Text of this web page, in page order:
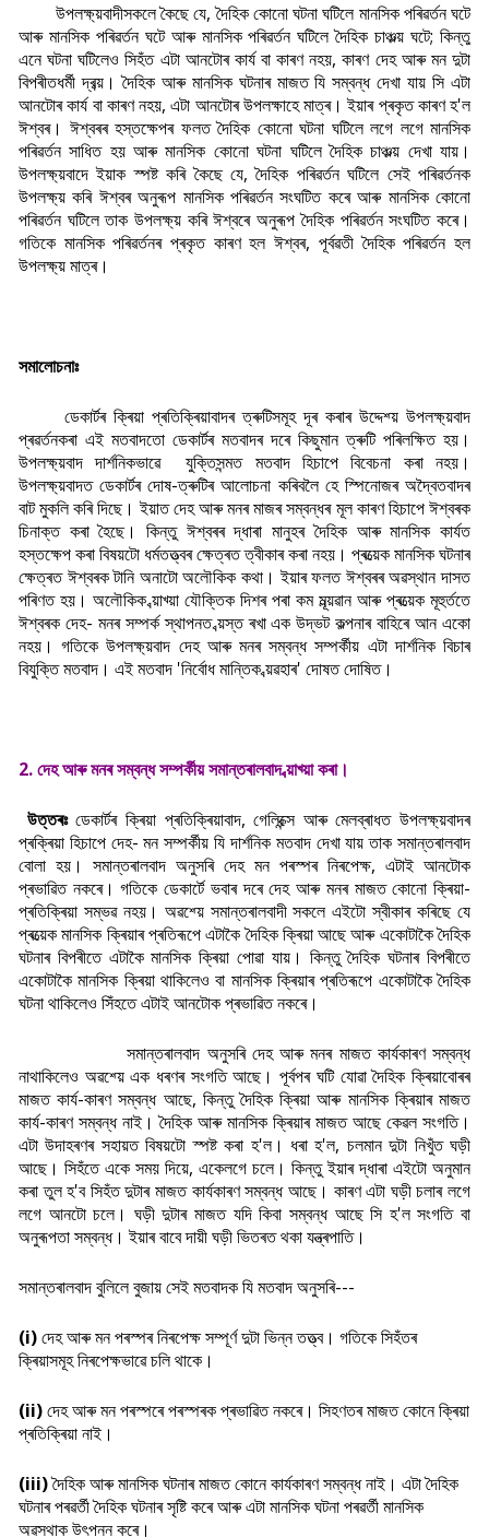
উপলক্ষ্য়বাদীসকলে কৈছে যে, দৈহিক কোনো ঘটনা ঘটিলে মানসিক পৰিৱৰ্তন ঘটে
আৰু মানসিক পৰিৱৰ্তন ঘটে আৰু মানসিক পৰিৱৰ্তন ঘটিলে দৈহিক চাঞ্চল্য় ঘটে; কিন্তু
এনে ঘটনা ঘটিলেও সিহঁত এটা আনটোৰ কাৰ্য বা কাৰণ নহয়, কাৰণ দেহ আৰু মন দুটা
বিপৰীতধৰ্মী দ্ৰব্য়। দৈহিক আৰু মানসিক ঘটনাৰ মাজত যি সম্বন্ধ দেখা যায় সি এটা
আনটোৰ কাৰ্য বা কাৰণ নহয়, এটা আনটোৰ উপলক্ষাহে মাত্ৰ। ইয়াৰ প্ৰকৃত কাৰণ হ'ল
ঈশ্বৰ। ঈশ্বৰৰ হস্তক্ষেপৰ ফলত দৈহিক কোনো ঘটনা ঘটিলে লগে লগে মানসিক
পৰিৱৰ্তন সাধিত হয় আৰু মানসিক কোনো ঘটনা ঘটিলে দৈহিক চাঞ্চল্য় দেখা যায়।
উপলক্ষ্য়বাদে ইয়াক স্পষ্ট কৰি কৈছে যে, দৈহিক পৰিৱৰ্তন ঘটিলে সেই পৰিৱৰ্তনক
উপলক্ষ্য় কৰি ঈশ্বৰ অনুৰূপ মানসিক পৰিৱৰ্তন সংঘটিত কৰে আৰু মানসিক কোনো
পৰিৱৰ্তন ঘটিলে তাক উপলক্ষ্য় কৰি ঈশ্বৰে অনুৰূপ দৈহিক পৰিৱৰ্তন সংঘটিত কৰে।
গতিকে মানসিক পৰিৱৰ্তনৰ প্ৰকৃত কাৰণ হল ঈশ্বৰ, পূৰ্বৱতী দৈহিক পৰিৱৰ্তন হল
উপলক্ষ্য় মাত্ৰ।
সমালোচনাঃ
ডেকাৰ্টৰ ক্ৰিয়া প্ৰতিক্ৰিয়াবাদৰ ত্ৰুটিসমূহ দূৰ কৰাৰ উদ্দেশ্য় উপলক্ষ্য়বাদ
প্ৰৱৰ্তনকৰা এই মতবাদতো ডেকাৰ্টৰ মতবাদৰ দৰে কিছুমান ত্ৰুটি পৰিলক্ষিত হয়।
উপলক্ষ্য়বাদ দাৰ্শনিকভাৱে যুক্তিসন্মত মতবাদ হিচাপে বিবেচনা কৰা নহয়।
উপলক্ষ্য়বাদত ডেকাৰ্টৰ দোষ-ত্ৰুটিৰ আলোচনা কৰিবলৈ হে স্পিনোজৰ অদ্বৈতবাদৰ
বাট মুকলি কৰি দিছে। ইয়াত দেহ আৰু মনৰ মাজৰ সম্বন্ধৰ মূল কাৰণ হিচাপে ঈশ্বৰক
চিনাক্ত কৰা হৈছে। কিন্তু ঈশ্বৰৰ দ্ধাৰা মানুহৰ দৈহিক আৰু মানসিক কাৰ্যত
হস্তক্ষেপ কৰা বিষয়টো ধৰ্মতত্ত্বৰ ক্ষেত্ৰত ত্বীকাৰ কৰা নহয়। প্ৰত্য়েক মানসিক ঘটনাৰ
ক্ষেত্ৰত ঈশ্বৰক টানি অনাটো অলৌকিক কথা। ইয়াৰ ফলত ঈশ্বৰৰ অৱস্থান দাসত
পৰিণত হয়। অলৌকিক ব্য়াখ্য়া যৌক্তিক দিশৰ পৰা কম মূল্য়ৱান আৰু প্ৰত্য়েক মূহুৰ্ততে
ঈশ্বৰক দেহ- মনৰ সম্পৰ্ক স্থাপনত ব্য়স্ত ৰখা এক উদ্ভট কল্পনাৰ বাহিৰে আন একো
নহয়। গতিকে উপলক্ষ্য়বাদ দেহ আৰু মনৰ সম্বন্ধ সম্পৰ্কীয় এটা দাৰ্শনিক বিচাৰ
বিযুক্তি মতবাদ। এই মতবাদ 'নিৰ্বোধ মান্তিক ব্য়ৱহাৰ' দোষত দোষিত।
2. দেহ আৰু মনৰ সম্বন্ধ সম্পৰ্কীয় সমান্তৰালবাদ ব্য়াখ্য়া কৰা।
উত্তৰঃডেকাৰ্টৰ ক্ৰিয়া প্ৰতিক্ৰিয়াবাদ, গেলিন্ক্সে আৰু মেলব্ৰাধত উপলক্ষ্য়বাদৰ
প্ৰক্ৰিয়া হিচাপে দেহ- মন সম্পৰ্কীয় যি দাৰ্শনিক মতবাদ দেখা যায় তাক সমান্তৰালবাদ
বোলা হয়। সমান্তৰালবাদ অনুসৰি দেহ মন পৰস্পৰ নিৰপেক্ষ, এটাই আনটোক
প্ৰভাৱিত নকৰে। গতিকে ডেকাৰ্টে ভবাৰ দৰে দেহ আৰু মনৰ মাজত কোনো ক্ৰিয়া-
প্ৰতিক্ৰিয়া সম্ভৱ নহয়। অৱশ্য়ে সমান্তৰালবাদী সকলে এইটো স্বীকাৰ কৰিছে যে
প্ৰত্য়েক মানসিক ক্ৰিয়াৰ প্ৰতিৰূপে এটাকৈ দৈহিক ক্ৰিয়া আছে আৰু একোটাকৈ দৈহিক
ঘটনাৰ বিপৰীতে এটাকৈ মানসিক ক্ৰিয়া পোৱা যায়। কিন্তু দৈহিক ঘটনাৰ বিপৰীতে
একোটাকৈ মানসিক ক্ৰিয়া থাকিলেও বা মানসিক ক্ৰিয়াৰ প্ৰতিৰূপে একোটাকৈ দৈহিক
ঘটনা থাকিলেও সিঁহতে এটাই আনটোক প্ৰভাৱিত নকৰে।
সমান্তৰালবাদ অনুসৰি দেহ আৰু মনৰ মাজত কাৰ্যকাৰণ সম্বন্ধ
নাথাকিলেও অৱশ্য়ে এক ধৰণৰ সংগতি আছে। পূৰ্বপৰ ঘটি যোৱা দৈহিক ক্ৰিয়াবোৰৰ
মাজত কাৰ্য-কাৰণ সম্বন্ধ আছে, কিন্তু দৈহিক ক্ৰিয়া আৰু মানসিক ক্ৰিয়াৰ মাজত
কাৰ্য-কাৰণ সম্বন্ধ নাই। দৈহিক আৰু মানসিক ক্ৰিয়াৰ মাজত আছে কেৱল সংগতি।
এটা উদাহৰণৰ সহায়ত বিষয়টো স্পষ্ট কৰা হ'ল। ধৰা হ'ল, চলমান দুটা নিখুঁত ঘড়ী
আছে। সিহঁতে একে সময় দিয়ে, একেলগে চলে। কিন্তু ইয়াৰ দ্ধাৰা এইটো অনুমান
কৰা তুল হ'ব সিহঁত দুটাৰ মাজত কাৰ্যকাৰণ সম্বন্ধ আছে। কাৰণ এটা ঘড়ী চলাৰ লগে
লগে আনটো চলে। ঘড়ী দুটাৰ মাজত যদি কিবা সম্বন্ধ আছে সি হ'ল সংগতি বা
অনুৰূপতা সম্বন্ধ। ইয়াৰ বাবে দায়ী ঘড়ী ভিতৰত থকা যন্ত্ৰপাতি।
সমান্তৰালবাদ বুলিলে বুজায় সেই মতবাদক যি মতবাদ অনুসৰি---
(i)দেহ আৰু মন পৰস্পৰ নিৰপেক্ষ সম্পূৰ্ণ দুটা ভিন্ন তত্ত্ব। গতিকে সিহঁতৰ
ক্ৰিয়াসমূহ নিৰপেক্ষভাৱে চলি থাকে।
(ii)দেহ আৰু মন পৰস্পৰে পৰস্পৰক প্ৰভাৱিত নকৰে। সিহণতৰ মাজত কোনে ক্ৰিয়া
প্ৰতিক্ৰিয়া নাই।
(iii)দৈহিক আৰু মানসিক ঘটনাৰ মাজত কোনে কাৰ্যকাৰণ সম্বন্ধ নাই। এটা দৈহিক
ঘটনাৰ পৰৱৰ্তী দৈহিক ঘটনাৰ সৃষ্টি কৰে আৰু এটা মানসিক ঘটনা পৰৱৰ্তী মানসিক
অৱস্থাক উৎপন্ন কৰে।